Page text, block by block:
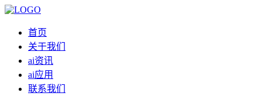
首页
关于我们
ai资讯
ai应用
联系我们